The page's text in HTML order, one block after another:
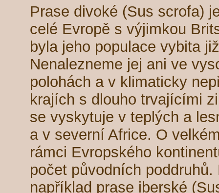
Prase divoké (Sus scrofa)
celé Evropě s výjimkou
byla jeho populace vybita
Nenalezneme jej ani ve
polohách a v klimaticky
krajích s dlouho trvajícími
se vyskytuje v teplých a
a v severní Africe. O
rámci Evropského
počet původních
například prase iberské